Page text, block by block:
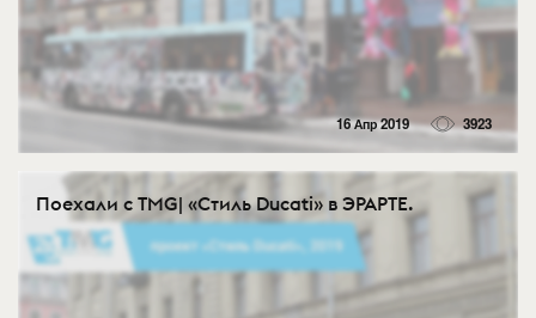
16 Апр 2019 3923
Поехали с TMG| «Стиль Ducati» в ЭРАРТЕ.